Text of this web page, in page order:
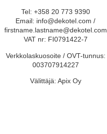
Tel: +358 20 773 9390
Email: info@dekotel.com /
firstname.lastname@dekotel.com
VAT nr: FI0791422-7
Verkkolaskuosoite / OVT-tunnus:
003707914227
Välittäjä: Apix Oy